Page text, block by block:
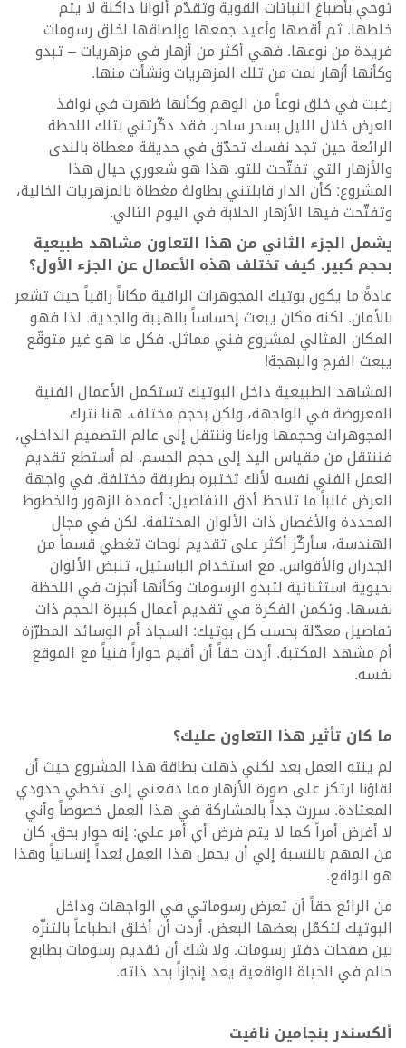
توحي بأصباغ النباتات القوية وتقدّم ألواناً داكنة لا يتم
خلطها. ثم أقصها وأعيد جمعها وإلصاقها لخلق رسومات
فريدة من نوعها. فهي أكثر من أزهار في مزهريات – تبدو
وكأنها أزهار نمت من تلك المزهريات ونشأت منها.
رغبت في خلق نوعاً من الوهم وكأنها ظهرت في نوافذ
العرض خلال الليل بسحر ساحر. فقد ذكّرتني بتلك اللحظة
الرائعة حين تجد نفسك تحدّق في حديقة مغطاة بالندى
والأزهار التي تفتّحت للتو. هذا هو شعوري حيال هذا
المشروع: كأن الدار قابلتني بطاولة مغطاة بالمزهريات الخالية،
وتفتّحت فيها الأزهار الخلابة في اليوم التالي.
يشمل الجزء الثاني من هذا التعاون مشاهد طبيعية
بحجم كبير. كيف تختلف هذه الأعمال عن الجزء الأول؟
عادةً ما يكون بوتيك المجوهرات الراقية مكاناً راقياً حيث تشعر
بالأمان. لكنه مكان يبعث إحساساً بالهيبة والجدية. لذا فهو
المكان المثالي لمشروع فني مماثل. فكل ما هو غير متوقّع
يبعث الفرح والبهجة!
المشاهد الطبيعية داخل البوتيك تستكمل الأعمال الفنية
المعروضة في الواجهة، ولكن بحجم مختلف. هنا نترك
المجوهرات وحجمها وراءنا وننتقل إلى عالم التصميم الداخلي،
فننتقل من مقياس اليد إلى حجم الجسم. لم أستطع تقديم
العمل الفني نفسه لأنك تختبره بطريقة مختلفة. في واجهة
العرض غالباً ما تلاحظ أدق التفاصيل: أعمدة الزهور والخطوط
المحددة والأغصان ذات الألوان المختلفة. لكن في مجال
الهندسة، سأركّز أكثر على تقديم لوحات تغطي قسماً من
الجدران والأقواس. مع استخدام الباستيل، تنبض الألوان
بحيوية استثنائية لتبدو الرسومات وكأنها أنجزت في اللحظة
نفسها. وتكمن الفكرة في تقديم أعمال كبيرة الحجم ذات
تفاصيل معدّلة بحسب كل بوتيك: السجاد أم الوسائد المطرّزة
أم مشهد المكتبة. أردت حقاً أن أقيم حواراً فنياً مع الموقع
نفسه.
ما كان تأثير هذا التعاون عليك؟
لم ينتهِ العمل بعد لكني ذهلت بطاقة هذا المشروع حيث أن
لقاؤنا ارتكز على صورة الأزهار مما دفعني إلى تخطي حدودي
المعتادة. سررت جداً بالمشاركة في هذا العمل خصوصاً وأني
لا أفرض أمراً كما لا يتم فرض أي أمر علي: إنه حوار بحق. كان
من المهم بالنسبة إلي أن يحمل هذا العمل بُعداً إنسانياً وهذا
هو الواقع.
من الرائع حقاً أن تعرض رسوماتي في الواجهات وداخل
البوتيك لتكمّل بعضها البعض. أردت أن أخلق انطباعاً بالتنزّه
بين صفحات دفتر رسومات. ولا شك أن تقديم رسومات بطابع
حالم في الحياة الواقعية يعد إنجازاً بحد ذاته.
ألكسندر بنجامين نافيت